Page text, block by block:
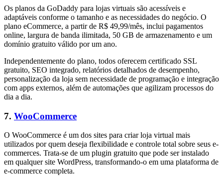
Os planos da GoDaddy para lojas virtuais são acessíveis e
adaptáveis conforme o tamanho e as necessidades do negócio. O
plano eCommerce, a partir de R$ 49,99/mês, inclui pagamentos
online, largura de banda ilimitada, 50 GB de armazenamento e um
domínio gratuito válido por um ano.
Independentemente do plano, todos oferecem certificado SSL
gratuito, SEO integrado, relatórios detalhados de desempenho,
personalização da loja sem necessidade de programação e integração
com apps externos, além de automações que agilizam processos do
dia a dia.
7. WooCommerce
O WooCommerce é um dos sites para criar loja virtual mais
utilizados por quem deseja flexibilidade e controle total sobre seus e-
commerces. Trata-se de um plugin gratuito que pode ser instalado
em qualquer site WordPress, transformando-o em uma plataforma de
e-commerce completa.